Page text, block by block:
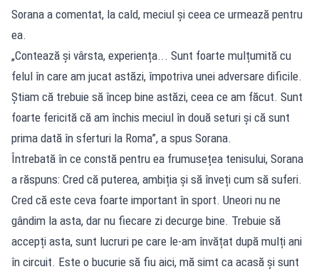
Sorana a comentat, la cald, meciul și ceea ce urmează pentru
ea.
„Contează și vârsta, experiența... Sunt foarte mulțumită cu
felul în care am jucat astăzi, împotriva unei adversare dificile.
Știam că trebuie să încep bine astăzi, ceea ce am făcut. Sunt
foarte fericită că am închis meciul în două seturi și că sunt
prima dată în sferturi la Roma”, a spus Sorana.
Întrebată în ce constă pentru ea frumusețea tenisului, Sorana
a răspuns: Cred că puterea, ambiția și să înveți cum să suferi.
Cred că este ceva foarte important în sport. Uneori nu ne
gândim la asta, dar nu fiecare zi decurge bine. Trebuie să
accepți asta, sunt lucruri pe care le-am învățat după mulți ani
în circuit. Este o bucurie să fiu aici, mă simt ca acasă și sunt